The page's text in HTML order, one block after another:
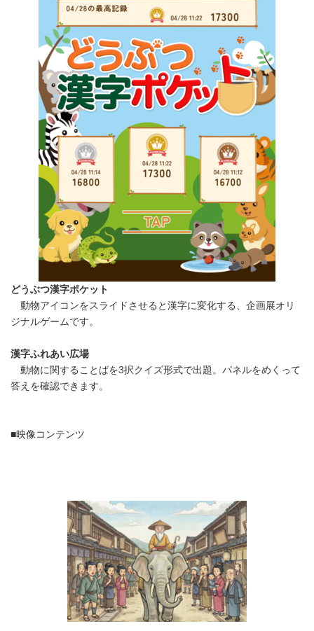
どうぶつ漢字ポケット
動物アイコンをスライドさせると漢字に変化する、企画展オリ
ジナルゲームです。
漢字ふれあい広場
動物に関することばを3択クイズ形式で出題。パネルをめくって
答えを確認できます。
■映像コンテンツ